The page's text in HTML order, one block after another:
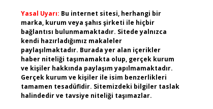
Yasal Uyarı: Bu internet sitesi, herhangi bir
marka, kurum veya şahıs şirketi ile hiçbir
bağlantısı bulunmamaktadır. Sitede yalnızca
kendi hazırladığımız makaleler
paylaşılmaktadır. Burada yer alan içerikler
haber niteliği taşımamakta olup, gerçek kurum
ve kişiler hakkında paylaşım yapılmamaktadır.
Gerçek kurum ve kişiler ile isim benzerlikleri
tamamen tesadüfidir. Sitemizdeki bilgiler taslak
halindedir ve tavsiye niteliği taşımazlar.